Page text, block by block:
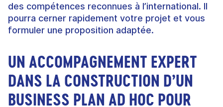
des compétences reconnues à l’international. Il
pourra cerner rapidement votre projet et vous
formuler une proposition adaptée.
UN ACCOMPAGNEMENT EXPERT
DANS LA CONSTRUCTION D’UN
BUSINESS PLAN AD HOC POUR